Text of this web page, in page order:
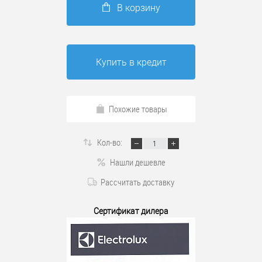
В корзину
Купить в кредит
Похожие товары
Кол-во:
Нашли дешевле
Рассчитать доставку
Сертификат дилера